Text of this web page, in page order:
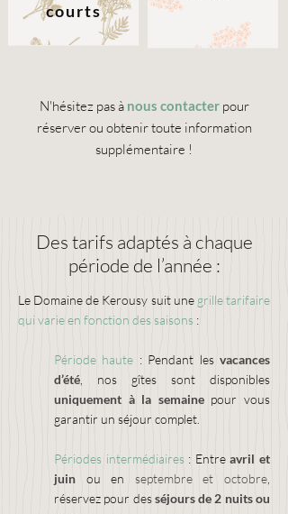
courts
N'hésitez pas à nous contacter pour
réserver ou obtenir toute information
supplémentaire !
Des tarifs adaptés à chaque
période de l’année :
Le Domaine de Kerousy suit une grille tarifaire
qui varie en fonction des saisons :
Période haute : Pendant lesvacances
d’été , nos gîtes sont disponibles
uniquement à la semaine pour vous
garantir un séjour complet.
Périodes intermédiaires : Entreavril et
juin ou en septembre et octobre
réservez pour desséjours de 2 nuits ou